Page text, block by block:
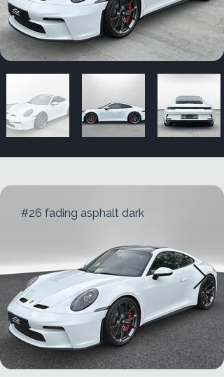
#26 fading asphalt dark